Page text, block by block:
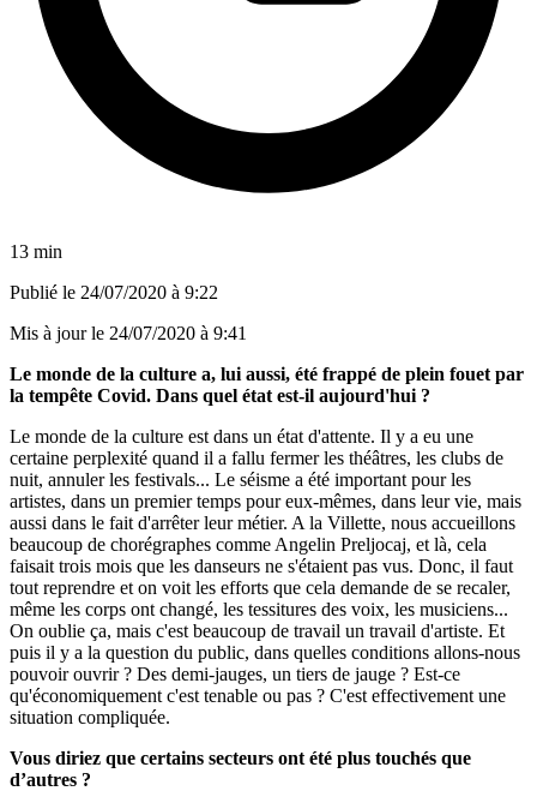
13 min
Publié le 24/07/2020 à 9:22
Mis à jour le 24/07/2020 à 9:41
Le monde de la culture a, lui aussi, été frappé de plein fouet par
la tempête Covid. Dans quel état est-il aujourd'hui ?
Le monde de la culture est dans un état d'attente. Il y a eu une
certaine perplexité quand il a fallu fermer les théâtres, les clubs de
nuit, annuler les festivals... Le séisme a été important pour les
artistes, dans un premier temps pour eux-mêmes, dans leur vie, mais
aussi dans le fait d'arrêter leur métier. A la Villette, nous accueillons
beaucoup de chorégraphes comme Angelin Preljocaj, et là, cela
faisait trois mois que les danseurs ne s'étaient pas vus. Donc, il faut
tout reprendre et on voit les efforts que cela demande de se recaler,
même les corps ont changé, les tessitures des voix, les musiciens...
On oublie ça, mais c'est beaucoup de travail un travail d'artiste. Et
puis il y a la question du public, dans quelles conditions allons-nous
pouvoir ouvrir ? Des demi-jauges, un tiers de jauge ? Est-ce
qu'économiquement c'est tenable ou pas ? C'est effectivement une
situation compliquée.
Vous diriez que certains secteurs ont été plus touchés que
d’autres ?